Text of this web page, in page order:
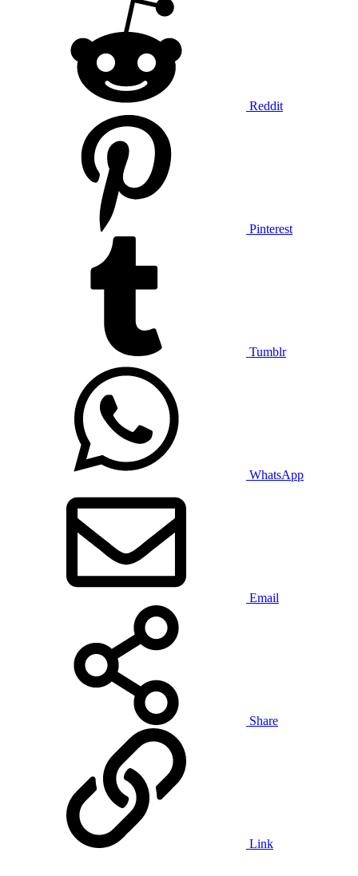
Reddit
Pinterest
Tumblr
WhatsApp
Email
Share
Link